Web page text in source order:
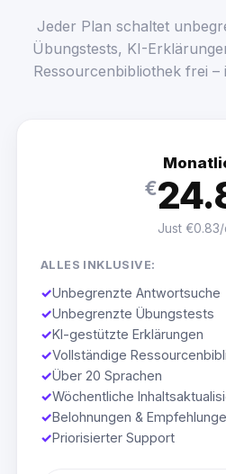
Jeder Plan schaltet
Übungstests, KI-
Ressourcenbibliothek frei
€
Just
ALLES INKLUSIVE:
✓Unbegrenzte Antwortsuche
✓Unbegrenzte Übungstests
✓KI-gestützte Erklärungen
✓Vollständige
✓Über 20 Sprachen
✓Wöchentliche
✓Belohnungen &
✓Priorisierter Support